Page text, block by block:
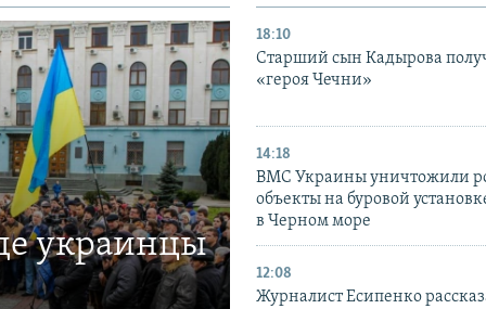
украинцы
18:10
Старший сын Кадырова
«героя Чечни»
14:18
ВМС Украины уничтожили
объекты на буровой
в Черном море
12:08
Журналист Есипенко